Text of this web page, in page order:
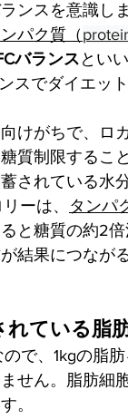
ンスを意識し
パク質（
バランス とい
スでダイエッ
けがちで、ロ
質制限するこ
されている水
リーは、 タンパ
と糖質の約2
結果につなが
れている脂
ので、1kgの脂
せん。脂肪細
。